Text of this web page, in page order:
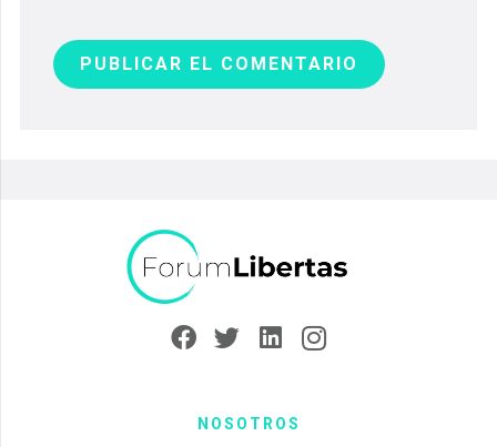
PUBLICAR EL COMENTARIO
NOSOTROS